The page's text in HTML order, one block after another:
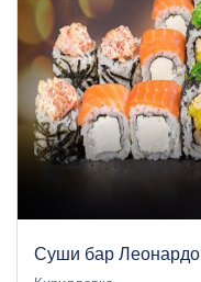
Суши бар Леонардо